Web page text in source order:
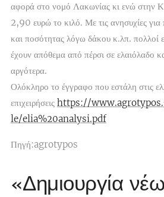
αφορά στο νομό Λακωνίας κι ενώ στην
2,90 ευρώ το κιλό. Με τις ανησυχίες
και ποσότητας λόγω δάκου κ.λπ. πολλοί
έχουν απόθεμα από πέρσι σε ελαιόλαδο
αργότερα.
Ολόκληρο το έγγραφο που εστάλη στις
επιχειρήσεις https://
le/elia%20analysi.pdf
Πηγή:agrotypos
«Δημιουργία